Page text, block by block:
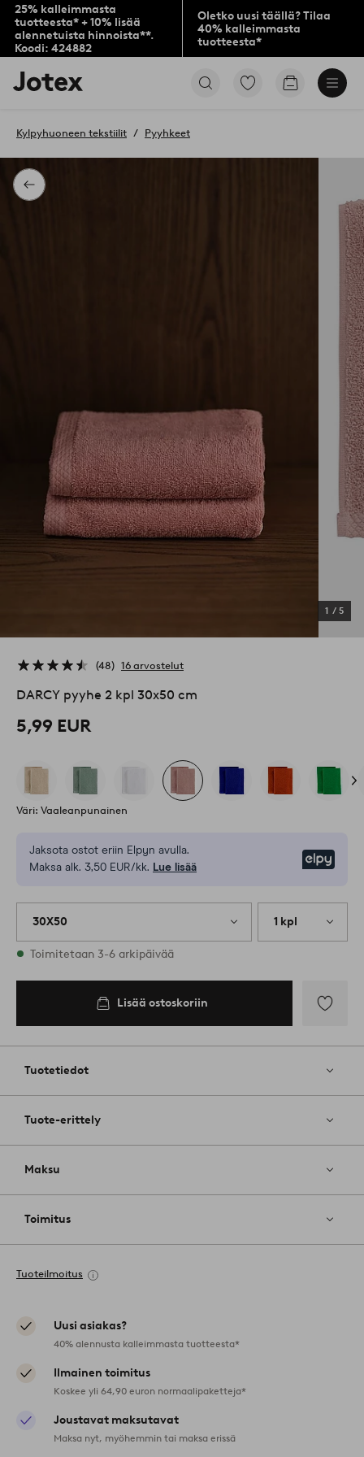
25% kalleimmasta
tuotteesta* + 10% lisää
alennetuista hinnoista**.
Koodi: 424882
Oletko uusi täällä? Tilaa
40% kalleimmasta
tuotteesta*
Jotex-
logo
aloitussivulle
Siirry
Siirry
Takaisin
Kylpyhuoneen tekstiilit Pyyhkeet
1 / 5
48 16 arvostelut
DARCY pyyhe 2 kpl 30x50 cm
5,99 EUR
Väri: Vaaleanpunainen
Jaksota ostot eriin Elpyn avulla.
Maksa alk. 3,50 EUR/kk. Lue lisää
30X50 1 kpl
Varastossa
Toimitetaan 3-6 arkipäivää
Lisää ostoskoriin
Tuotetiedot
Tuote-erittely
Maksu
Toimitus
Tuoteilmoitus
Uusi asiakas?
40% alennusta kalleimmasta tuotteesta*
Ilmainen toimitus
Koskee yli 64,90 euron normaalipaketteja*
Joustavat maksutavat
Maksa nyt, myöhemmin tai maksa erissä